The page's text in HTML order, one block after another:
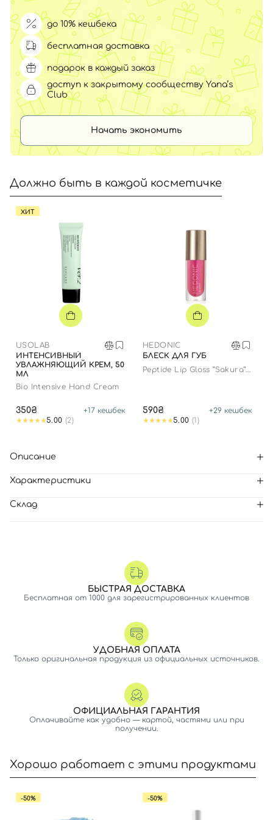
до 10% кешбека
бесплатная доставка
подарок в каждый заказ
доступ к закрытому сообществу Yana’s
Club
Начать экономить
Должно быть в каждой косметичке
ХИТ
USOLAB
ИНТЕНСИВНЫЙ
УВЛАЖНЯЮЩИЙ КРЕМ, 50
МЛ
Bio Intensive Hand Cream
350₴ +17 кешбек
5.00 (2)
HEDONIC
БЛЕСК ДЛЯ ГУБ
Peptide Lip Gloss “Sakura”
590₴ +29 кешбек
5.00 (1)
Описание
Характеристики
Склад
БЫСТРАЯ ДОСТАВКА
Бесплатная от 1000 для зарегистрированных клиентов
УДОБНАЯ ОПЛАТА
Только оригинальная продукция из официальных источников.
ОФИЦИАЛЬНАЯ ГАРАНТИЯ
Оплачивайте как удобно — картой, частями или при
получении.
Хорошо работает с этими продуктами
-50% -50%